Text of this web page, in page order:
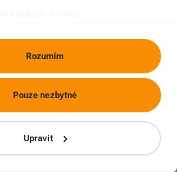
Rozumím
Upravit
Pouze nezbytné